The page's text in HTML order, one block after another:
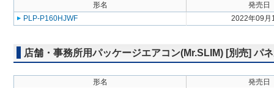
形名
発売日
PLP-P160HJWF
2022年09月
店舗・事務所用パッケージエアコン(Mr.SLIM) [別売] パ
形名
発売日